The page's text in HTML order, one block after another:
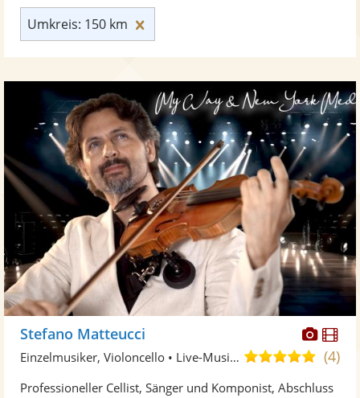
Umkreis: 150 km
Fotos
Stefano Matteucci
5,0(4)
Einzelmusiker, Violoncello • Live-Musiker
Professioneller Cellist, Sänger und Komponist, Abschluss